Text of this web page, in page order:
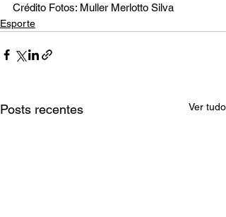
Crédito Fotos: Muller Merlotto Silva
Esporte
Posts recentes Ver tudo